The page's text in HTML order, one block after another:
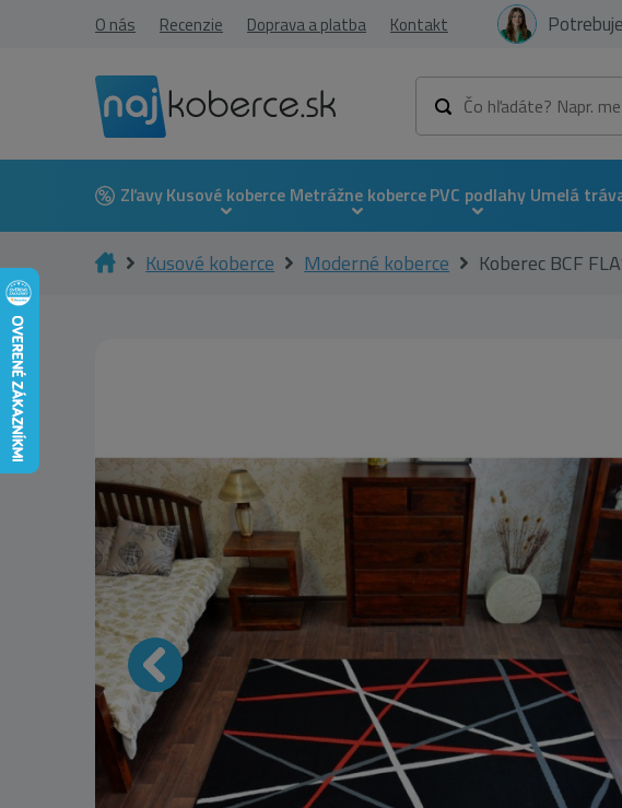
O nás Recenzie Doprava a platba Kontakt
ZľavyKusové koberce Metrážne kobercePVC podlahy Umelá
Kusové koberce Moderné koberce Koberec BCF